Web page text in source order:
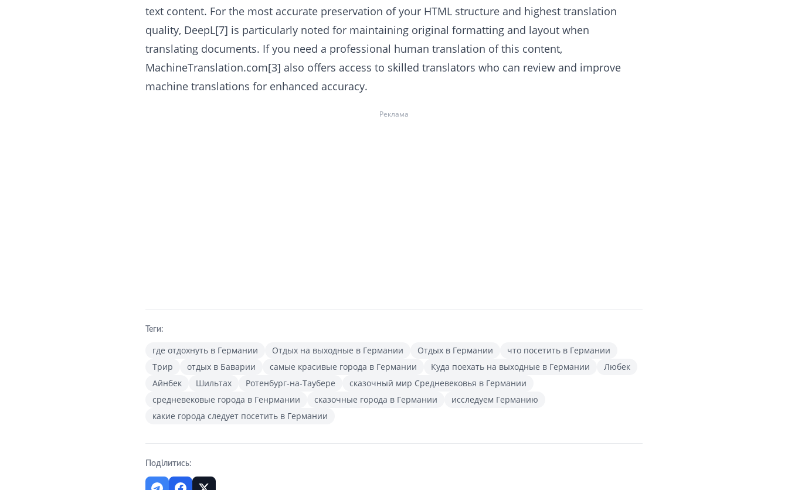
text content. For the most accurate preservation of your HTML structure and highest translation
quality, DeepL[7] is particularly noted for maintaining original formatting and layout when
translating documents. If you need a professional human translation of this content,
MachineTranslation.com[3] also offers access to skilled translators who can review and improve
machine translations for enhanced accuracy.
Реклама
Теги:
где отдохнуть в Германии Отдых на выходные в Германии Отдых в Германии
что посетить в Германии
Трир
отдых в Баварии самые красивые города в Германии Куда поехать на выходные в Германии
Любек
Айнбек
Шильтах Ротенбург-на-Таубере
сказочный мир Средневековья в Германии
средневековые города в Генрмании
сказочные города в Германии
исследуем Германию
какие города следует посетить в Германии
Поділитись: